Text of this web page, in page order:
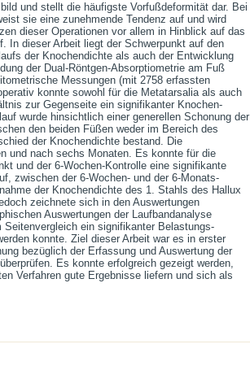
und stellt die häufigste Vorfußdeformität dar. Bei
sie eine zunehmende Tendenz auf und wird
dieser Operationen vor allem in Hinblick auf das
In dieser Arbeit liegt der Schwerpunkt auf den
der Knochendichte als auch der Entwicklung
der Dual-Röntgen-Absorptiometrie am Fuß
Messungen (mit 2758 erfassten
konnte sowohl für die Metatarsalia als auch
zur Gegenseite ein signifikanter Knochen-
wurde hinsichtlich einer generellen Schonung der
den beiden Füßen weder im Bereich des
der Knochendichte bestand. Die
und nach sechs Monaten. Es konnte für die
und der 6-Wochen-Kontrolle eine signifikante
zwischen der 6-Wochen- und der 6-Monats-
der Knochendichte des 1. Stahls des Hallux
zeichnete sich in den Auswertungen
Auswertungen der Laufbandanalyse
ein signifikanter Belastungs-
konnte. Ziel dieser Arbeit war es in erster
bezüglich der Erfassung und Auswertung der
Es konnte erfolgreich gezeigt werden,
Verfahren gute Ergebnisse liefern und sich als